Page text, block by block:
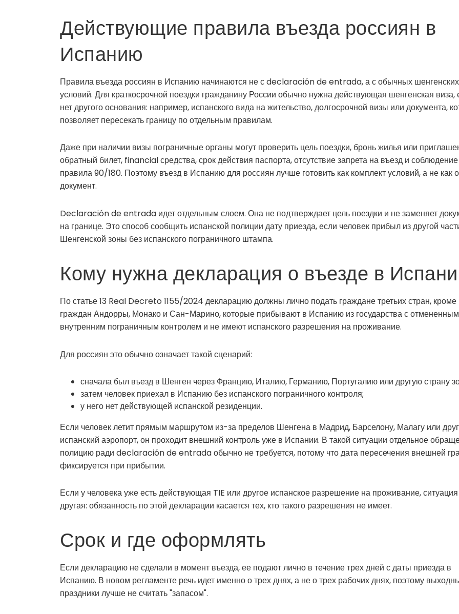
Действующие правила въезда россиян в
Испанию
Правила въезда россиян в Испанию начинаются не с declaración de entrada, а с обычных шенгенских
условий. Для краткосрочной поездки гражданину России обычно нужна действующая шенгенская виза,
нет другого основания: например, испанского вида на жительство, долгосрочной визы или документа,
позволяет пересекать границу по отдельным правилам.
Даже при наличии визы пограничные органы могут проверить цель поездки, бронь жилья или
обратный билет, financial средства, срок действия паспорта, отсутствие запрета на въезд и соблюдение
правила 90/180. Поэтому въезд в Испанию для россиян лучше готовить как комплект условий, а не как
документ.
Declaración de entrada идет отдельным слоем. Она не подтверждает цель поездки и не заменяет
на границе. Это способ сообщить испанской полиции дату приезда, если человек прибыл из другой
Шенгенской зоны без испанского пограничного штампа.
Кому нужна декларация о въезде в
По статье 13 Real Decreto 1155/2024 декларацию должны лично подать граждане третьих стран, кроме
граждан Андорры, Монако и Сан-Марино, которые прибывают в Испанию из государства с отмененным
внутренним пограничным контролем и не имеют испанского разрешения на проживание.
Для россиян это обычно означает такой сценарий:
сначала был въезд в Шенген через Францию, Италию, Германию, Португалию или другую страну
затем человек приехал в Испанию без испанского пограничного контроля;
у него нет действующей испанской резиденции.
Если человек летит прямым маршрутом из-за пределов Шенгена в Мадрид, Барселону, Малагу или
испанский аэропорт, он проходит внешний контроль уже в Испании. В такой ситуации отдельное
полицию ради declaración de entrada обычно не требуется, потому что дата пересечения внешней
фиксируется при прибытии.
Если у человека уже есть действующая TIE или другое испанское разрешение на проживание,
другая: обязанность по этой декларации касается тех, кто такого разрешения не имеет.
Срок и где оформлять
Если декларацию не сделали в момент въезда, ее подают лично в течение трех дней с даты приезда в
Испанию. В новом регламенте речь идет именно о трех днях, а не о трех рабочих днях, поэтому
праздники лучше не считать "запасом".